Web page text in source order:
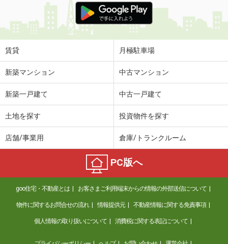
価 格
2.90万円
住 所
高知県高知市高須新町２丁目
専有面積
高知県高知市薊野西町１丁目
6.10万円
高知県高知市赤石町
4.80万円
住 所
高知県高知市赤石町
専有面積 24.34m²
間取り
1K
高知県高知市万々
賃貸 月極駐車場
新築マンション 中古マンション
新築一戸建て 中古一戸建て
土地を探す 投資物件を探す
店舗/事業用 倉庫/トランクルーム
PC版へ
goo住宅・不動産とは お客さまご利用端末からの情報の外部送信について
物件に関するお問合せの流れ 情報提供元 不動産情報に関する免責事項
個人情報の取り扱いについて 消費税に関する表記について